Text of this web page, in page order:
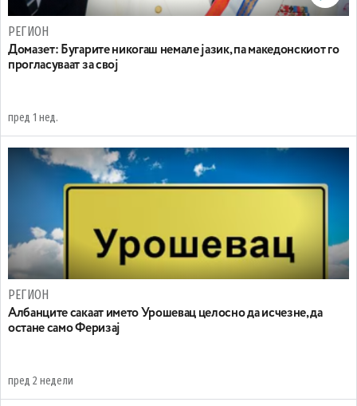
РЕГИОН
Домазет: Бугарите никогаш немале јазик, па македонскиот го
прогласуваат за свој
пред 1 нед.
РЕГИОН
Aлбанците сакаат името Урошевац целосно да исчезне, да
остане само Феризај
пред 2 недели